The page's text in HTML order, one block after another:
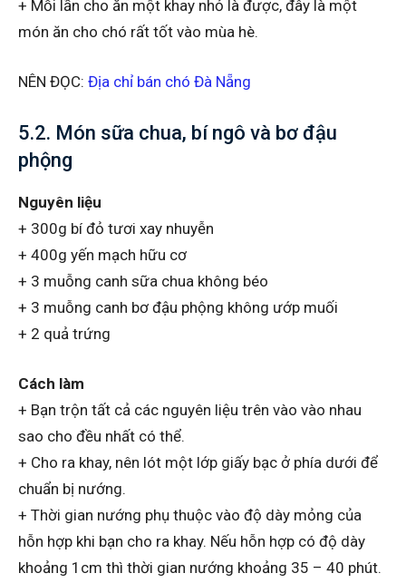
+ Mỗi lần cho ăn một khay nhỏ là được, đây là một
món ăn cho chó rất tốt vào mùa hè.
NÊN ĐỌC: Địa chỉ bán chó Đà Nẵng
5.2. Món sữa chua, bí ngô và bơ đậu
phộng
Nguyên liệu
+ 300g bí đỏ tươi xay nhuyễn
+ 400g yến mạch hữu cơ
+ 3 muỗng canh sữa chua không béo
+ 3 muỗng canh bơ đậu phộng không ướp muối
+ 2 quả trứng
Cách làm
+ Bạn trộn tất cả các nguyên liệu trên vào vào nhau
sao cho đều nhất có thể.
+ Cho ra khay, nên lót một lớp giấy bạc ở phía dưới để
chuẩn bị nướng.
+ Thời gian nướng phụ thuộc vào độ dày mỏng của
hỗn hợp khi bạn cho ra khay. Nếu hỗn hợp có độ dày
khoảng 1cm thì thời gian nướng khoảng 35 – 40 phút.